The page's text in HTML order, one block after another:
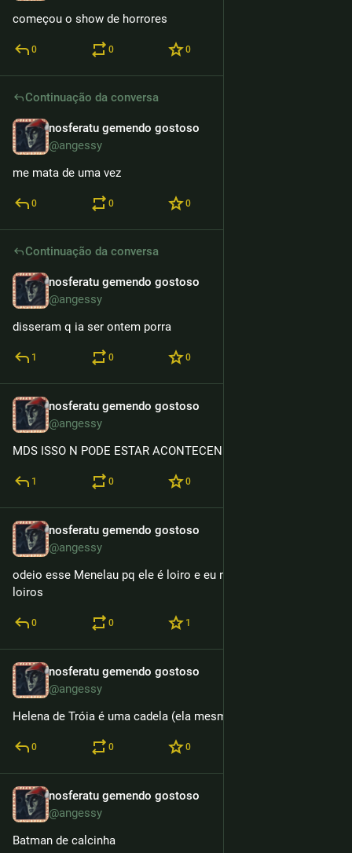
começou o show de horrores
0 0 0
Continuação da conversa
nosferatu gemendo gostoso
@angessy
me mata de uma vez
0 0 0
Continuação da conversa
nosferatu gemendo gostoso
@angessy
disseram q ia ser ontem porra
1 0 0
nosferatu gemendo gostoso
@angessy
MDS ISSO N PODE ESTAR ACONTECENDO
1 0 0
nosferatu gemendo gostoso
@angessy
odeio esse Menelau pq ele é loiro e eu n gosto de homens
loiros
0 0 1
nosferatu gemendo gostoso
@angessy
Helena de Tróia é uma cadela (ela mesmo disse)
0 0 0
nosferatu gemendo gostoso
@angessy
Batman de calcinha